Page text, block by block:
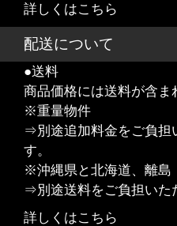
詳しくはこちら
配送について
●送料
商品価格には送料が含ま
※重量物件
⇒別途追加料金をご負担
す。
※沖縄県と北海道、離島
⇒別途送料をご負担いた
詳しくはこちら